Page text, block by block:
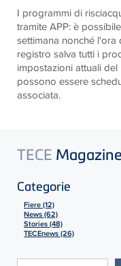
I programmi di
tramite APP: è
settimana nonché
registro salva tutti i
impostazioni attuali
possono essere
associata.
TECE Magazine
Categorie
Fiere (12)
News (62)
Stories (48)
TECEnews (26)